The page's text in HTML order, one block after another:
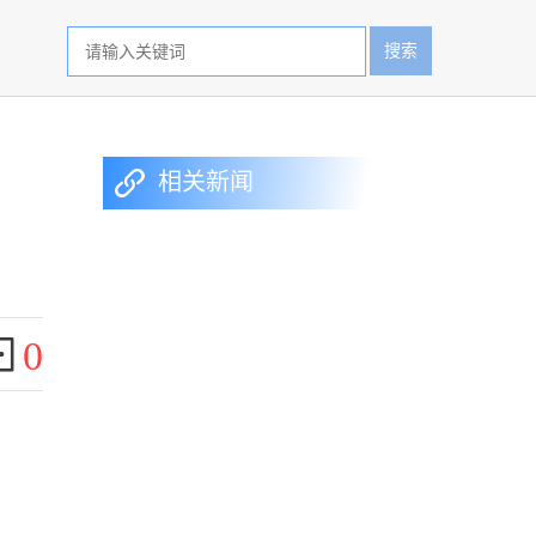
搜索
0
相关新闻